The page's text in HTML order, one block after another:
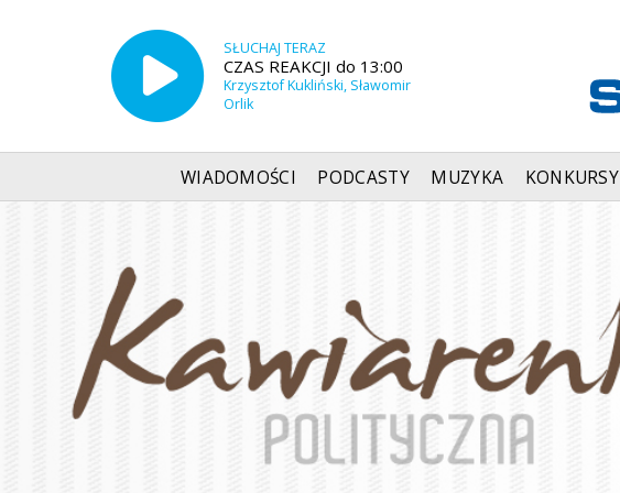
SŁUCHAJ TERAZ
CZAS REAKCJI do 13:00
Krzysztof Kukliński, Sławomir
Orlik
WIADOMOŚCI PODCASTY MUZYKA KONKURSY